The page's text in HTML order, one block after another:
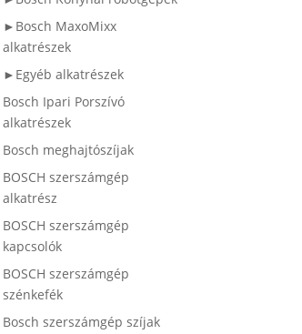
►Bosch MaxoMixx
alkatrészek
►Egyéb alkatrészek
Bosch Ipari Porszívó
alkatrészek
Bosch meghajtószíjak
BOSCH szerszámgép
alkatrész
BOSCH szerszámgép
kapcsolók
BOSCH szerszámgép
szénkefék
Bosch szerszámgép szíjak